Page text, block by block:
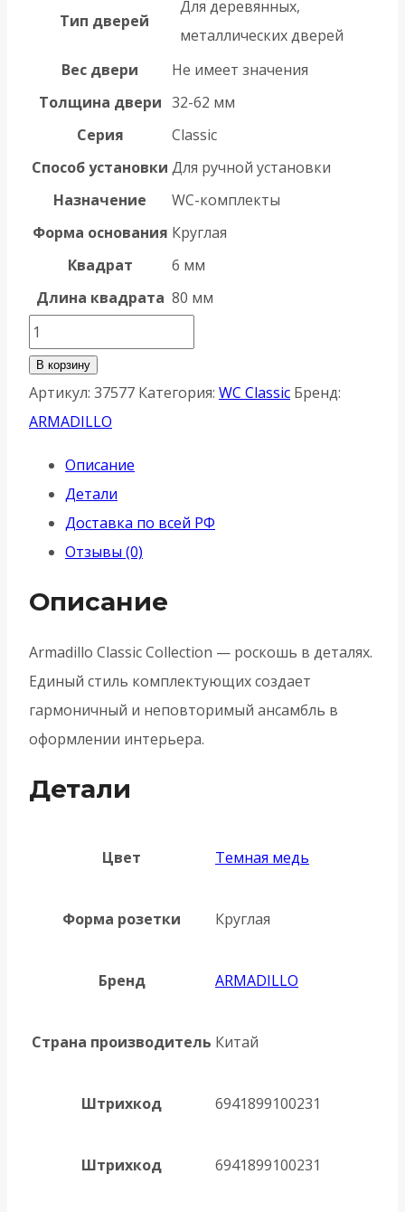
Тип дверей
Для деревянных,
металлических дверей
Вес двери
Не имеет значения
Толщина двери 32-62 мм
Серия
Classic
Способ установки Для ручной установки
Назначение
WC-комплекты
Форма основания Круглая
Квадрат
6 мм
Длина квадрата 80 мм
Количество
товара
Ручка
Armadillo
поворотная
WC-
BOLT
BK6
CL/HD
18
-
Темная
медь
В корзину
Артикул: 37577 Категория: WC Classic Бренд:
ARMADILLO
Описание
Детали
Доставка по всей РФ
Отзывы (0)
Описание
Armadillo Classic Collection — роскошь в деталях.
Единый стиль комплектующих создает
гармоничный и неповторимый ансамбль в
оформлении интерьера.
Детали
Цвет Темная медь
Форма розетки Круглая
Бренд ARMADILLO
Страна производитель Китай
Штрихкод 6941899100231
Штрихкод 6941899100231